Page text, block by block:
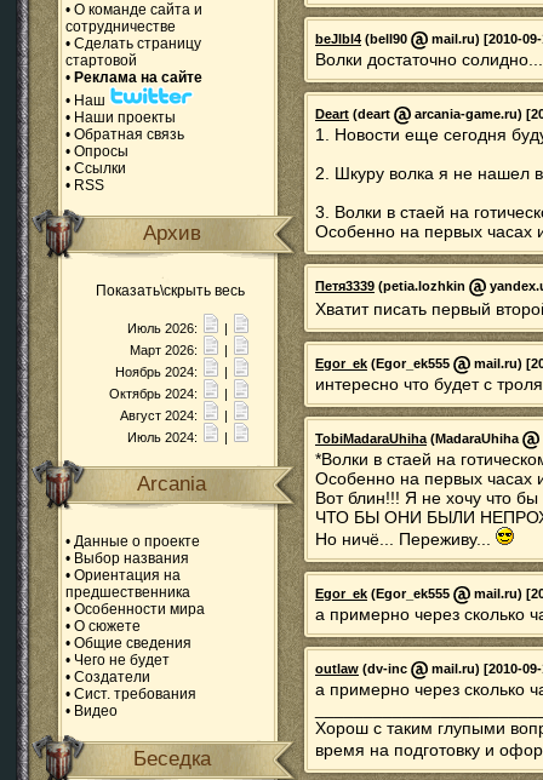
• О команде сайта и
сотрудничестве
• Сделать страницу
стартовой
• Реклама на сайте
• Наш
• Наши проекты
• Обратная связь
• Опросы
• Ссылки
• RSS
Архив
Показать\скрыть весь
Июль 2026:
|
Март 2026:
|
Ноябрь 2024:
|
Октябрь 2024:
|
Август 2024:
|
Июль 2024:
|
Arcania
• Данные о проекте
• Выбор названия
• Ориентация на
предшественника
• Особенности мира
• О сюжете
• Общие сведения
• Чего не будет
• Создатели
• Сист. требования
• Видео
Беседка
beJlbl4 (bell90 mail.ru) [2010-
Волки достаточно
Deart (deart arcania-game.ru)
1. Новости еще сегодня
2. Шкуру волка я не нашел
3. Волки в стаей на
Особенно на первых часах
Петя3339 (petia.lozhkin
Хватит писать первый
Egor_ek (Egor_ek555 mail.ru)
интересно что будет с
TobiMadaraUhiha(MadaraUhiha
*Волки в стаей на
Особенно на первых часах
Вот блин!!! Я не хочу что
ЧТО БЫ ОНИ БЫЛИ
Но ничё... Переживу...
Egor_ek (Egor_ek555 mail.ru)
а примерно через сколько
outlaw (dv-inc mail.ru) [2010-
а примерно через сколько
Хорош с таким глупыми
время на подготовку и